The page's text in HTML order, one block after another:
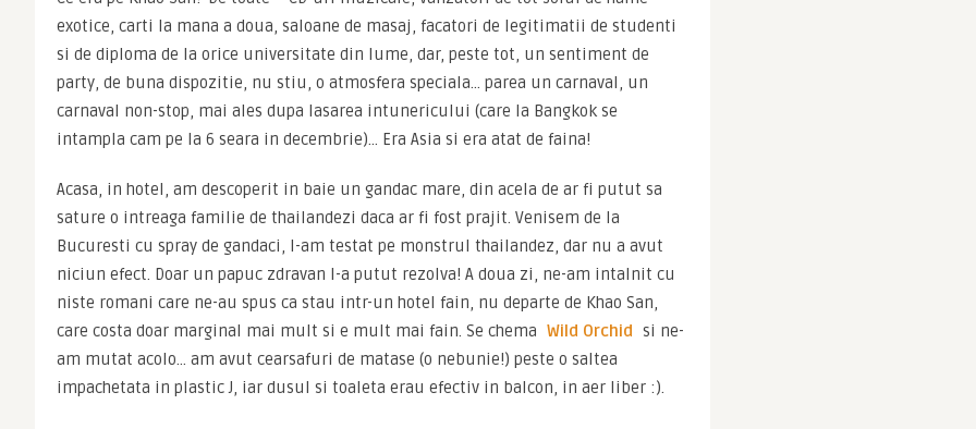
exotice, carti la mana a doua, saloane de masaj, facatori de legitimatii de studenti
si de diploma de la orice universitate din lume, dar, peste tot, un sentiment de
party, de buna dispozitie, nu stiu, o atmosfera speciala… parea un carnaval, un
carnaval non-stop, mai ales dupa lasarea intunericului (care la Bangkok se
intampla cam pe la 6 seara in decembrie)… Era Asia si era atat de faina!
Acasa, in hotel, am descoperit in baie un gandac mare, din acela de ar fi putut sa
sature o intreaga familie de thailandezi daca ar fi fost prajit. Venisem de la
Bucuresti cu spray de gandaci, l-am testat pe monstrul thailandez, dar nu a avut
niciun efect. Doar un papuc zdravan l-a putut rezolva! A doua zi, ne-am intalnit cu
niste romani care ne-au spus ca stau intr-un hotel fain, nu departe de Khao San,
care costa doar marginal mai mult si e mult mai fain. Se chema Wild Orchid si ne-
am mutat acolo… am avut cearsafuri de matase (o nebunie!) peste o saltea
impachetata in plastic J, iar dusul si toaleta erau efectiv in balcon, in aer liber :).